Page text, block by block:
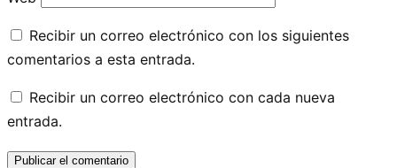
Recibir un correo electrónico con los siguientes
comentarios a esta entrada.
Recibir un correo electrónico con cada nueva
entrada.